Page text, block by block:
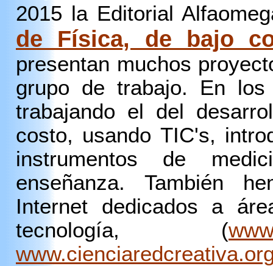
2015 la Editorial
de Física, de bajo
presentan muchos
grupo de trabajo. En los
trabajando el del
costo, usando TIC's,
instrumentos de
enseñanza. También
Internet dedicados a
tecnología, (